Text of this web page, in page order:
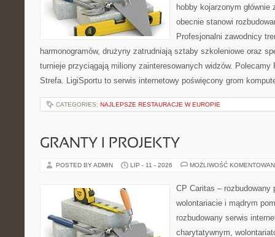
hobby kojarzonym
obecnie stanowi
Profesjonalni zawodnicy
harmonogramów, drużyny zatrudniają sztaby szkoleniowe oraz
turnieje przyciągają miliony zainteresowanych widzów.
Strefa. LigiSportu to serwis internetowy poświęcony grom
CATEGORIES: NAJLEPSZE RESTAURACJE W EUROPIE
GRANTY I PROJEKTY
POSTED BY ADMIN LIP - 11 - 2026 MOŻLIWOŚĆ
CP Caritas – rozbudowany
wolontariacie i mądrym
rozbudowany serwis
charytatywnym,